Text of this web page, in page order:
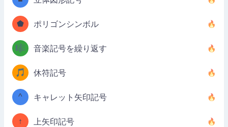
⬟ ポリゴンシンボル
🎼 音楽記号を繰り返す
🎵 休符記号
^ キャレット矢印記号
↑ 上矢印記号